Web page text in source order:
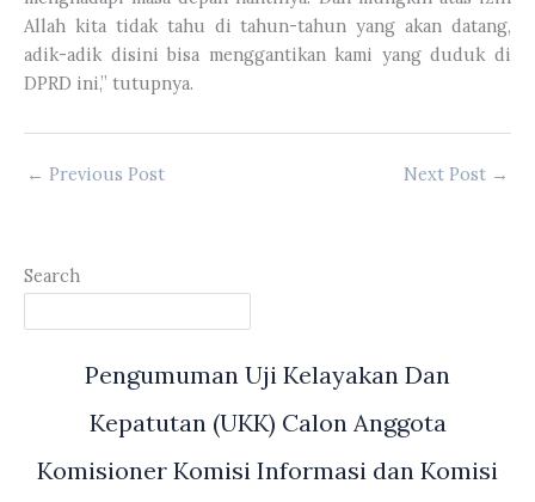
Allah kita tidak tahu di tahun-tahun yang akan datang,
adik-adik disini bisa menggantikan kami yang duduk di
DPRD ini,” tutupnya.
← Previous Post Next Post →
Search
Pengumuman Uji Kelayakan Dan
Kepatutan (UKK) Calon Anggota
Komisioner Komisi Informasi dan Komisi